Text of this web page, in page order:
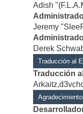
Adish
Jeremy
Derek
Traducción al
Traducción